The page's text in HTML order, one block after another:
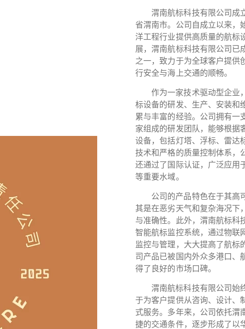
渭南航标科技有限公司成
省渭南市。公司自成立以来，
洋工程行业提供高质量的航标
展，渭南航标科技有限公司已
之一，致力于为全球客户提供
行安全与海上交通的顺畅。
作为一家技术驱动型企业
标设备的研发、生产、安装和
累与丰富的经验。公司拥有一
家组成的研发团队，能够根据
设备，包括灯塔、浮标、雷达
技术和严格的质量控制体系，
还通过了国际认证，广泛应用
等重要水域。
公司的产品特色在于其高
其是在恶劣天气和复杂海况下
与准确性。此外，渭南航标科
智能航标监控系统，通过物联
监控与管理，大大提高了航标
司产品已被国内外众多港口、
得了良好的市场口碑。
渭南航标科技有限公司始
于为客户提供从咨询、设计、
式服务。多年来，公司依托渭
捷的交通条件，逐步形成了以